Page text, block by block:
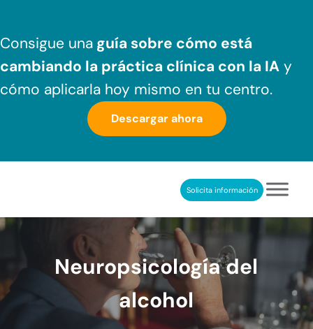
Consigue una guía sobre cómo está
cambiando la práctica clínica con la IA y
cómo aplicarla hoy mismo en tu centro.
Descargar ahora
REHABILITACIÓN COGNITIVA PROFESIONALSolicita información
Neuropsicología del
alcohol